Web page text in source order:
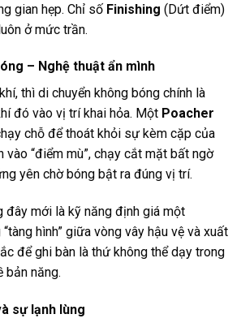
gian hẹp. Chỉ số Finishing (Dứt điểm)
ở mức trần.
– Nghệ thuật ẩn mình
thì di chuyển không bóng chính là
đó vào vị trí khai hỏa. Một Poacher
chỗ để thoát khỏi sự kèm cặp của
vào “điểm mù”, chạy cắt mặt bất ngờ
yên chờ bóng bật ra đúng vị trí.
đây mới là kỹ năng định giá một
“tàng hình” giữa vòng vây hậu vệ và xuất
để ghi bàn là thứ không thể dạy trong
bản năng.
sự lạnh lùng